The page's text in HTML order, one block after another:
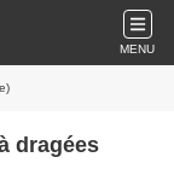
MENU
dragées